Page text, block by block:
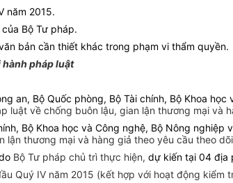
năm 2015.
Bộ Tư pháp.
bản cần thiết khác trong phạm vi thẩm quyền.
hành pháp luật
an, Bộ Quốc phòng, Bộ Tài chính, Bộ Khoa
luật về chống buôn lậu, gian lận thương mại và
Bộ Khoa học và Công nghệ, Bộ Nông nghiệp
thương mại và hàng giả theo yêu cầu theo
Bộ Tư pháp chủ trì thực hiện, dự kiến tại 04 địa
Quý IV năm 2015 (kết hợp với hoạt động kiểm